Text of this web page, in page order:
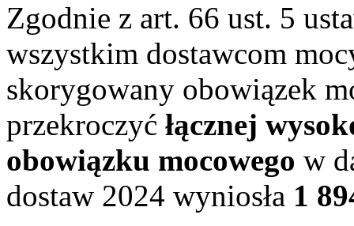
Zgodnie z art. 66 ust. 5
wszystkim dostawcom
skorygowany obowiązek
przekroczyć łącznej
obowiązku mocowego w
dostaw 2024 wyniosła 1